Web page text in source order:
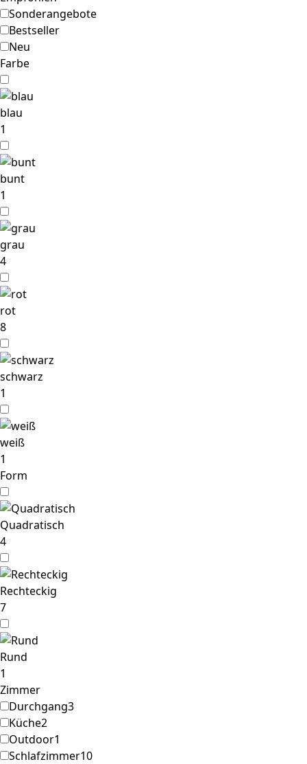
Sonderangebote
Bestseller
Neu
Farbe
blau
1
bunt
1
grau
4
rot
8
schwarz
1
weiß
1
Form
Quadratisch
4
Rechteckig
7
Rund
1
Zimmer
Durchgang3
Küche2
Outdoor1
Schlafzimmer10